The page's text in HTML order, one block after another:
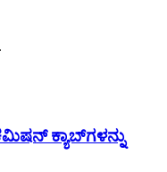
ಕ್ಯಾಬ್‌ಗಳನ್ನು